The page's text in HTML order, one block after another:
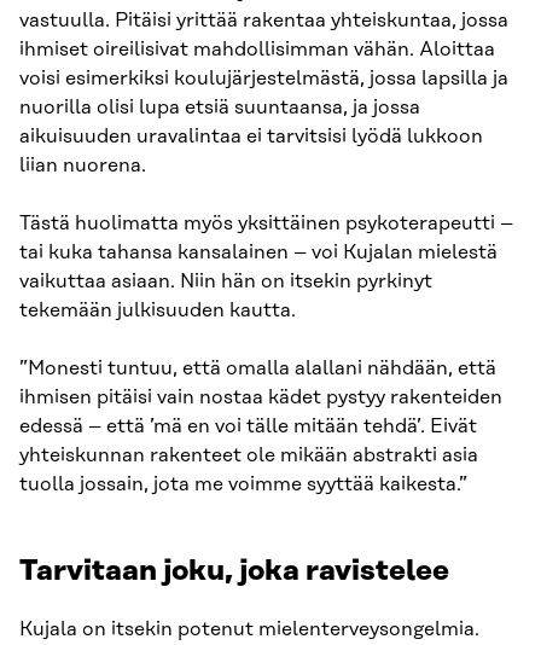
vastuulla. Pitäisi yrittää rakentaa yhteiskuntaa, jossa
ihmiset oireilisivat mahdollisimman vähän. Aloittaa
voisi esimerkiksi koulujärjestelmästä, jossa lapsilla ja
nuorilla olisi lupa etsiä suuntaansa, ja jossa
aikuisuuden uravalintaa ei tarvitsisi lyödä lukkoon
liian nuorena.
Tästä huolimatta myös yksittäinen psykoterapeutti –
tai kuka tahansa kansalainen – voi Kujalan mielestä
vaikuttaa asiaan. Niin hän on itsekin pyrkinyt
tekemään julkisuuden kautta.
”Monesti tuntuu, että omalla alallani nähdään, että
ihmisen pitäisi vain nostaa kädet pystyy rakenteiden
edessä – että ’mä en voi tälle mitään tehdä’. Eivät
yhteiskunnan rakenteet ole mikään abstrakti asia
tuolla jossain, jota me voimme syyttää kaikesta.”
Tarvitaan joku, joka ravistelee
Kujala on itsekin potenut mielenterveysongelmia.